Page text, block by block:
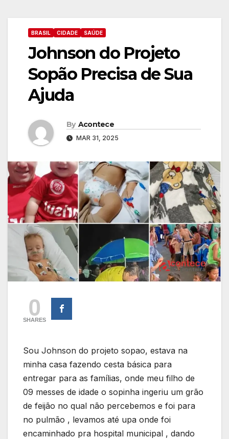
BRASIL CIDADE SAÚDE
Johnson do Projeto
Sopão Precisa de Sua
Ajuda
By Acontece
MAR 31, 2025
0
SHARES
Sou Johnson do projeto sopao, estava na
minha casa fazendo cesta básica para
entregar para as famílias, onde meu filho de
09 messes de idade o sopinha ingeriu um grão
de feijão no qual não percebemos e foi para
no pulmão , levamos até upa onde foi
encaminhado pra hospital municipal , dando